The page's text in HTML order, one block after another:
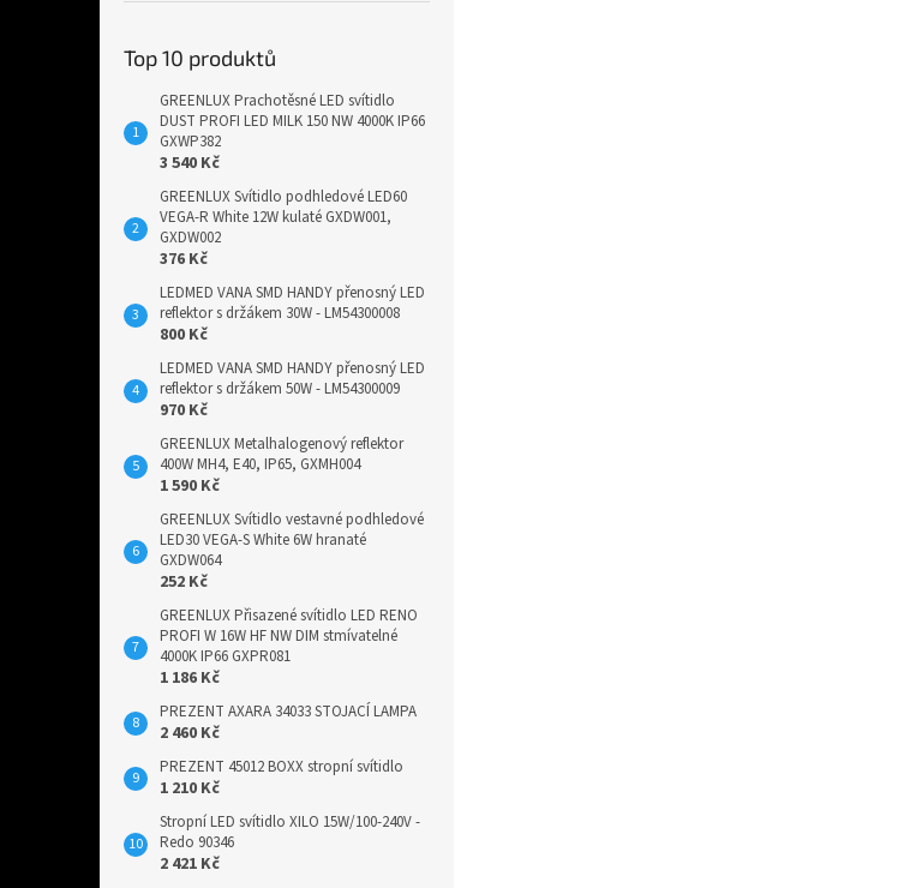
Top 10 produktů
GREENLUX Prachotěsné LED svítidlo
DUST PROFI LED MILK 150 NW 4000K IP66
GXWP382
3 540 Kč
GREENLUX Svítidlo podhledové LED60
VEGA-R White 12W kulaté GXDW001,
GXDW002
376 Kč
LEDMED VANA SMD HANDY přenosný LED
reflektor s držákem 30W - LM54300008
800 Kč
LEDMED VANA SMD HANDY přenosný LED
reflektor s držákem 50W - LM54300009
970 Kč
GREENLUX Metalhalogenový reflektor
400W MH4, E40, IP65, GXMH004
1 590 Kč
GREENLUX Svítidlo vestavné podhledové
LED30 VEGA-S White 6W hranaté
GXDW064
252 Kč
GREENLUX Přisazené svítidlo LED RENO
PROFI W 16W HF NW DIM stmívatelné
4000K IP66 GXPR081
1 186 Kč
PREZENT AXARA 34033 STOJACÍ LAMPA
2 460 Kč
PREZENT 45012 BOXX stropní svítidlo
1 210 Kč
Stropní LED svítidlo XILO 15W/100-240V -
Redo 90346
2 421 Kč